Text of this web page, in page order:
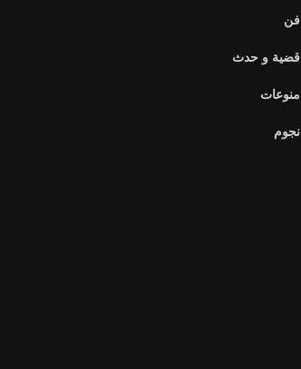
فن
قضية و حدث
منوعات
نجوم